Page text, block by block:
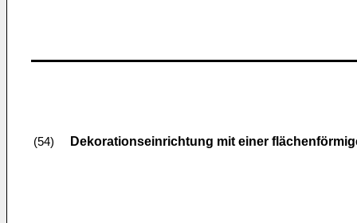
(54) Dekorationseinrichtung mit einer